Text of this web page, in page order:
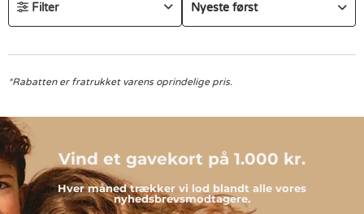
Filter
*Rabatten er fratrukket varens oprindelige pris.
Vind et gavekort på 1.000 kr.
Hver måned trækker vi lod blandt alle vores
nyhedsbrevsmodtagere.